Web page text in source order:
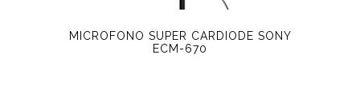
MICROFONO SUPER CARDIODE SONY
ECM-670